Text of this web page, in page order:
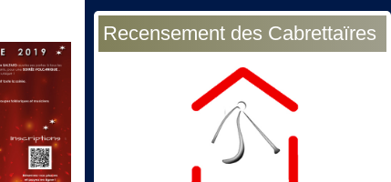
Recensement des Cabrettaïres